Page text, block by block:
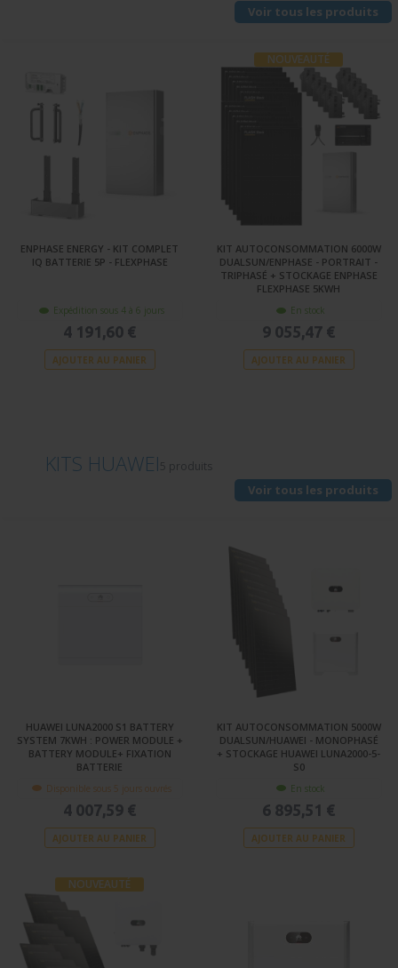
Voir tous les produits
ENPHASE ENERGY - KIT COMPLET
IQ BATTERIE 5P - FLEXPHASE
Expédition sous 4 à 6 jours
4 191,60 €
AJOUTER AU PANIER
NOUVEAUTÉ
KIT AUTOCONSOMMATION 6000W
DUALSUN/ENPHASE - PORTRAIT -
TRIPHASÉ + STOCKAGE ENPHASE
FLEXPHASE 5KWH
En stock
9 055,47 €
AJOUTER AU PANIER
KITS HUAWEI5 produits
Voir tous les produits
HUAWEI LUNA2000 S1 BATTERY
SYSTEM 7KWH : POWER MODULE +
BATTERY MODULE+ FIXATION
BATTERIE
Disponible sous 5 jours ouvrés
4 007,59 €
AJOUTER AU PANIER
KIT AUTOCONSOMMATION 5000W
DUALSUN/HUAWEI - MONOPHASÉ
+ STOCKAGE HUAWEI LUNA2000-5-
S0
En stock
6 895,51 €
AJOUTER AU PANIER
NOUVEAUTÉ